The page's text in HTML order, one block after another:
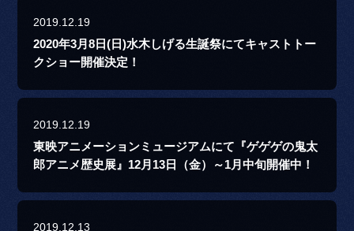
2019.12.19
2020年3月8日(日)水木しげる生誕祭にてキャストトー
クショー開催決定！
2019.12.19
東映アニメーションミュージアムにて『ゲゲゲの鬼太
郎アニメ歴史展』12月13日（金）～1月中旬開催中！
2019.12.13